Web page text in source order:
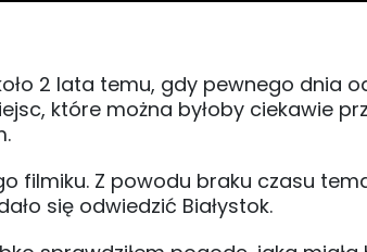
2 lata temu, gdy pewnego dnia
które można byłoby ciekawie
filmiku. Z powodu braku czasu
się odwiedzić Białystok.